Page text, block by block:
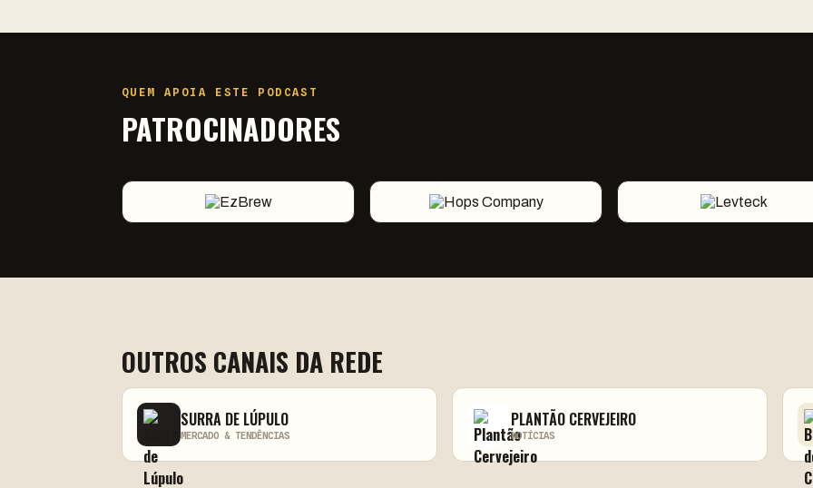
QUEM APOIA ESTE PODCAST
PATROCINADORES
OUTROS CANAIS DA REDE
SURRA DE LÚPULO
MERCADO & TENDÊNCIAS
PLANTÃO CERVEJEIRO
NOTÍCIAS